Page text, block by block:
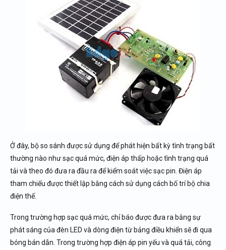
Ở đây, bộ so sánh được sử dụng để phát hiện bất kỳ tình trạng bất
thường nào như sạc quá mức, điện áp thấp hoặc tình trạng quá
tải và theo đó đưa ra đầu ra để kiểm soát việc sạc pin. Điện áp
tham chiếu được thiết lập bằng cách sử dụng cách bố trí bộ chia
điện thế.
Trong trường hợp sạc quá mức, chỉ báo được đưa ra bằng sự
phát sáng của đèn LED và dòng điện từ bảng điều khiển sẽ đi qua
bóng bán dẫn. Trong trường hợp điện áp pin yếu và quá tải, công